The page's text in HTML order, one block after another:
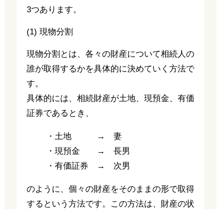
3つあります。
(1) 現物分割
現物分割とは、各々の財産について相続人の
誰が取得するかを具体的に決めていく方法で
す。
具体的には、相続財産が土地、現預金、有価
証券であるとき、
・土地 → 妻
・現預金 → 長男
・有価証券 → 次男
のように、個々の財産をそのままの形で取得
するという方法です。この方法は、財産の状